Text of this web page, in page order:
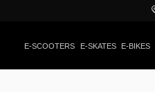
E-SCOOTERS E-SKATES E-BIKES